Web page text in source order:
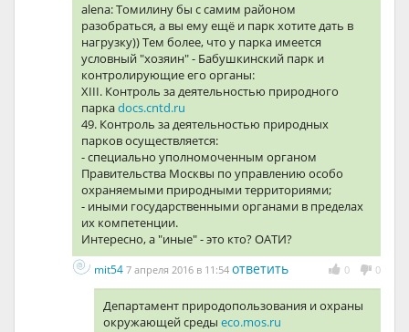
alena: Томилину бы с самим районом
разобраться, а вы ему ещё и парк хотите дать в
нагрузку)) Тем более, что у парка имеется
условный "хозяин" - Бабушкинский парк и
контролирующие его органы:
XIII. Контроль за деятельностью природного
паркаdocs.cntd.ru
49. Контроль за деятельностью природных
парков осуществляется:
- специально уполномоченным органом
Правительства Москвы по управлению особо
охраняемыми природными территориями;
- иными государственными органами в пределах
их компетенции.
Интересно, а "иные" - это кто? ОАТИ?
0 0
mit54 7 апреля 2016 в 11:54 ответить
Департамент природопользования и охраны
окружающей среды eco.mos.ru